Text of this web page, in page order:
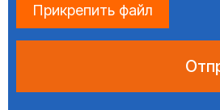
Прикрепить файл